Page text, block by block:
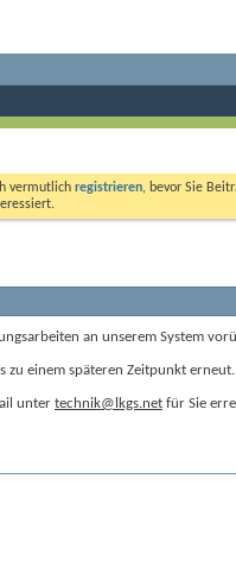
vermutlich registrieren, bevor Sie
an unserem System
zu einem späteren Zeitpunkt erneut.
unter technik@lkgs.net für Sie